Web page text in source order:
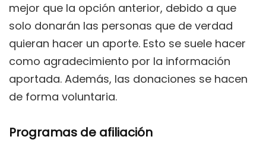
mejor que la opción anterior, debido a que
solo donarán las personas que de verdad
quieran hacer un aporte. Esto se suele hacer
como agradecimiento por la información
aportada. Además, las donaciones se hacen
de forma voluntaria.
Programas de afiliación